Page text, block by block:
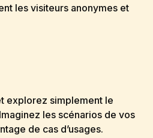
les visiteurs anonymes et
explorez simplement le
les scénarios de vos
de cas d’usages.